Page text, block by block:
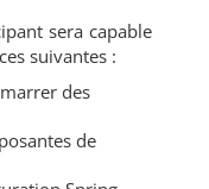
sera capable
suivantes :
des
de